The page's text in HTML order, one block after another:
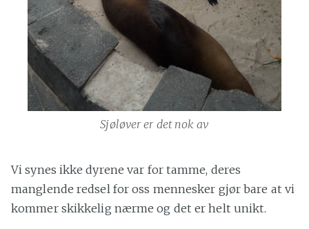
Sjøløver er det nok av
Vi synes ikke dyrene var for tamme, deres
manglende redsel for oss mennesker gjør bare at vi
kommer skikkelig nærme og det er helt unikt.